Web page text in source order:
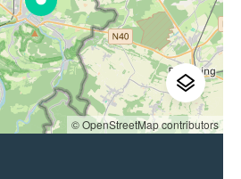
© OpenStreetMap contributors